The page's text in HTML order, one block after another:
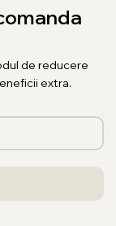
de reducere
extra.